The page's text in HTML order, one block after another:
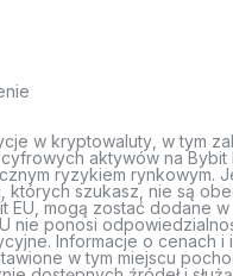
w kryptowaluty, w tym
aktywów na Bybit
ryzykiem rynkowym.
których szukasz, nie są
EU, mogą zostać dodane w
nie ponosi
Informacje o cenach i
w tym miejscu